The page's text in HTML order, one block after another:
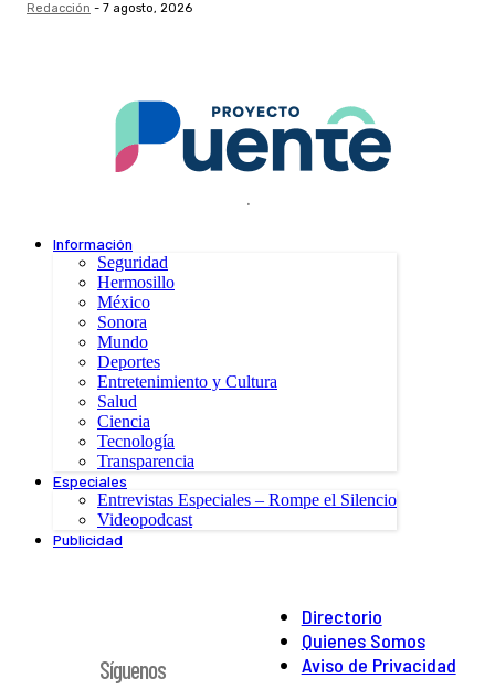
Redacción - 7 agosto, 2026
.
Información
Seguridad
Hermosillo
México
Sonora
Mundo
Deportes
Entretenimiento y Cultura
Salud
Ciencia
Tecnología
Transparencia
Especiales
Entrevistas Especiales – Rompe el Silencio
Videopodcast
Publicidad
Directorio
Quienes Somos
Aviso de Privacidad
Síguenos